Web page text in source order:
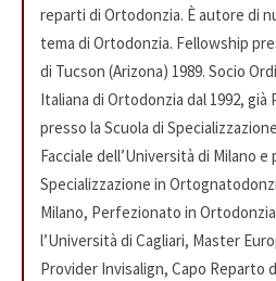
reparti di Ortodonzia. È autore di
tema di Ortodonzia. Fellowship
di Tucson (Arizona) 1989. Socio
Italiana di Ortodonzia dal 1992,
presso la Scuola di
Facciale dell’Università di Milano e
Specializzazione in
Milano, Perfezionato in
l’Università di Cagliari, Master
Provider Invisalign, Capo Reparto